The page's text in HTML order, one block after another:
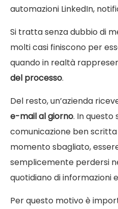
automazioni LinkedIn,
Si tratta senza dubbio di
molti casi finiscono per
quando in realtà
del processo.
Del resto, un’azienda
e-mail al giorno. In questo
comunicazione ben
momento sbagliato,
semplicemente perdersi
quotidiano di informazioni
Per questo motivo è